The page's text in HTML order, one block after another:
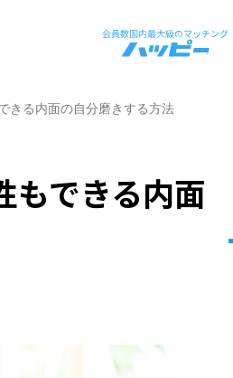
きる内面の自分磨きする方法
もできる内面